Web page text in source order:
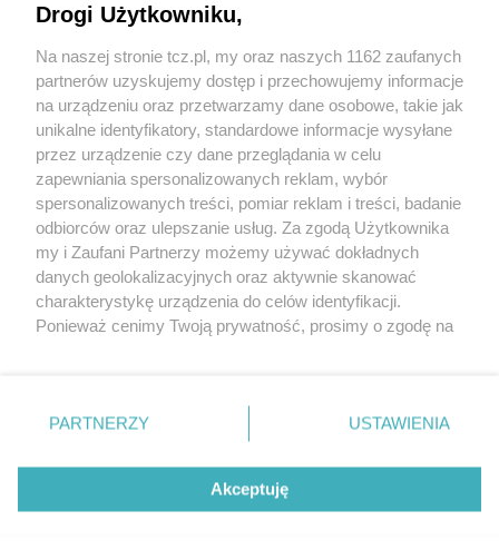
O FIRMIE POLITYKA PRYWATNOŚCI HOSTING
REKLAMA WSPÓŁPRACA RSS FACEBOOK KONTAKT
Nasze serwisy
Aktualności
Tcz24
Historia miasta
Muzyka i kultura
Archiwum wydarzeń
Zdjęcia miasta
Drogi Użytkowniku,
Na naszej stronie tcz.pl, my oraz naszych 1162 zaufanych
partnerów uzyskujemy dostęp i przechowujemy informacje
na urządzeniu oraz przetwarzamy dane osobowe, takie jak
unikalne identyfikatory, standardowe informacje wysyłane
przez urządzenie czy dane przeglądania w celu
zapewniania spersonalizowanych reklam, wybór
spersonalizowanych treści, pomiar reklam i treści, badanie
odbiorców oraz ulepszanie usług. Za zgodą Użytkownika
my i Zaufani Partnerzy możemy używać dokładnych
danych geolokalizacyjnych oraz aktywnie skanować
charakterystykę urządzenia do celów identyfikacji.
Ponieważ cenimy Twoją prywatność, prosimy o zgodę na
znajdujący się w lewym dolnym rogu strony
. Niektóre
przetwarzaniu. Preferencje będą miały zastosowania tylko
PARTNERZY USTAWIENIA
Akceptuję